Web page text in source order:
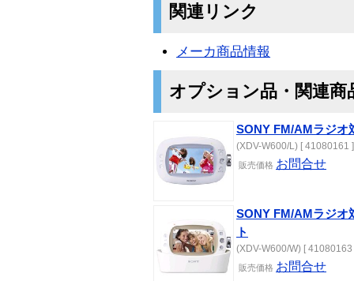
関連リンク
メーカ商品情報
オプション品・関連商
SONY FM/AMラジオ
(XDV-W600/L) [ 41080161 ]
販売価格 お問合せ
SONY FM/AMラジオ
ト
(XDV-W600/W) [ 41080163
販売価格 お問合せ